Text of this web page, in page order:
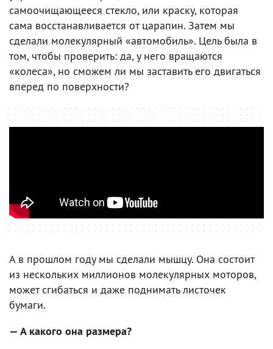
самоочищающееся стекло, или краску, которая
сама восстанавливается от царапин. Затем мы
сделали молекулярный «автомобиль». Цель была в
том, чтобы проверить: да, у него вращаются
«колеса», но сможем ли мы заставить его двигаться
вперед по поверхности?
А в прошлом году мы сделали мышцу. Она состоит
из нескольких миллионов молекулярных моторов,
может сгибаться и даже поднимать листочек
бумаги.
— А какого она размера?